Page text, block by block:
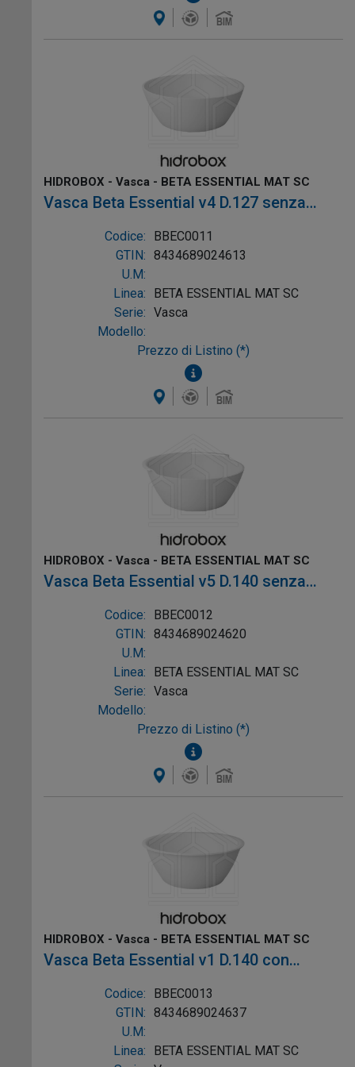
HIDROBOX - Vasca - BETA ESSENTIAL MAT SC
Vasca Beta Essential v4 D.127 senza
troppopieno colore Bianco, mat Sc, Ref:
BBEC0011
Codice:
BBEC0011
GTIN: 8434689024613
U.M:
Linea:
BETA ESSENTIAL MAT SC
Serie: Vasca
Modello:
Prezzo di Listino (*)
HIDROBOX - Vasca - BETA ESSENTIAL MAT SC
Vasca Beta Essential v5 D.140 senza
troppopieno colore Bianco, mat Sc, Ref:
BBEC0012
Codice:
BBEC0012
GTIN: 8434689024620
U.M:
Linea:
BETA ESSENTIAL MAT SC
Serie: Vasca
Modello:
Prezzo di Listino (*)
HIDROBOX - Vasca - BETA ESSENTIAL MAT SC
Vasca Beta Essential v1 D.140 con
troppopieno colore Bianco, mat Sc, Ref:
BBEC0013
Codice:
BBEC0013
GTIN: 8434689024637
U.M:
Linea:
BETA ESSENTIAL MAT SC